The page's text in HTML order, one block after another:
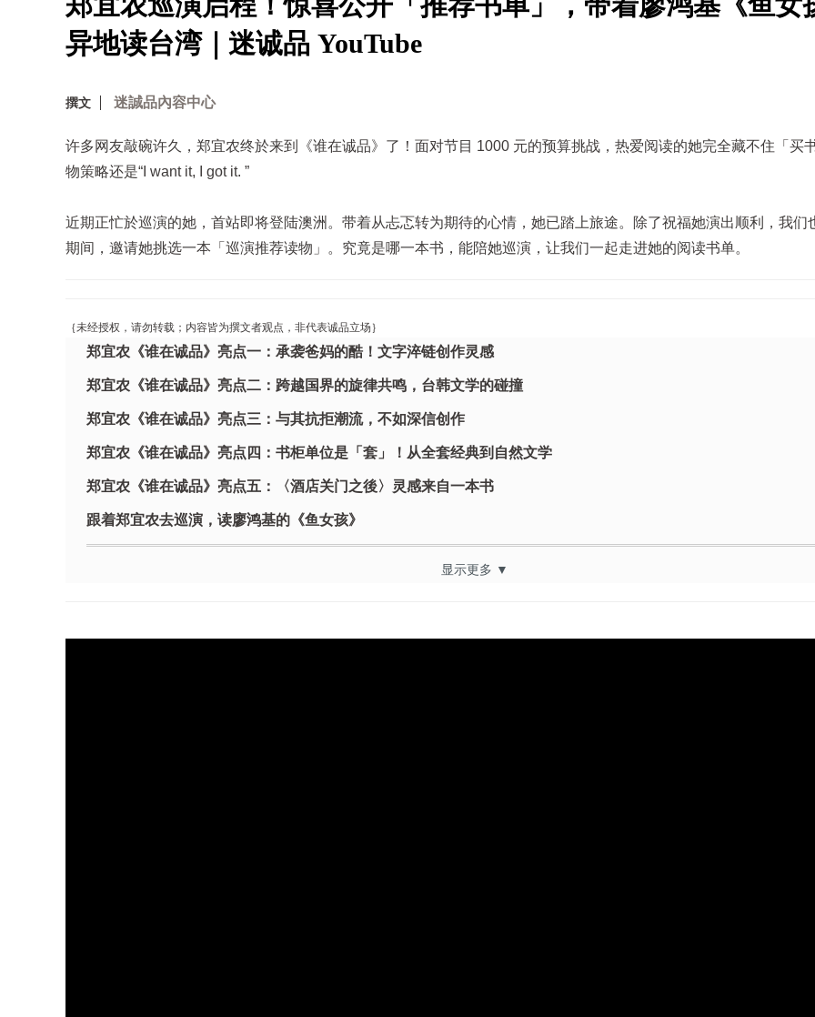
异地读台湾｜迷诚品 YouTube
撰文 迷誠品內容中心
许多网友敲碗许久，郑宜农终於来到《谁在诚品》了！面对节目 1000 元的预算挑战，热爱阅读的她完全藏不住「买
物策略还是“I want it, I got it. ”
近期正忙於巡演的她，首站即将登陆澳洲。带着从忐忑转为期待的心情，她已踏上旅途。除了祝福她演出顺利，我们
期间，邀请她挑选一本「巡演推荐读物」。究竟是哪一本书，能陪她巡演，让我们一起走进她的阅读书单。
｛未经授权，请勿转载；内容皆为撰文者观点，非代表诚品立场｝
郑宜农《谁在诚品》亮点一：承袭爸妈的酷！文字淬链创作灵感
郑宜农《谁在诚品》亮点二：跨越国界的旋律共鸣，台韩文学的碰撞
郑宜农《谁在诚品》亮点三：与其抗拒潮流，不如深信创作
郑宜农《谁在诚品》亮点四：书柜单位是「套」！从全套经典到自然文学
郑宜农《谁在诚品》亮点五：〈酒店关门之後〉灵感来自一本书
跟着郑宜农去巡演，读廖鸿基的《鱼女孩》
显示更多 ▼